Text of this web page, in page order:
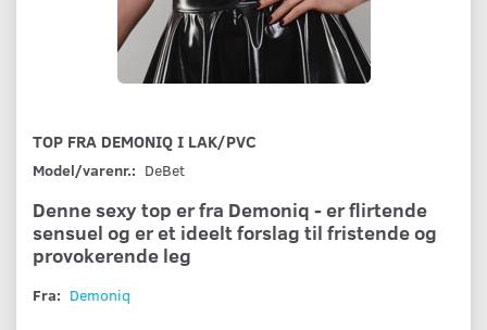
TOP FRA DEMONIQ I LAK/PVC
Model/varenr.: DeBet
Denne sexy top er fra Demoniq - er flirtende
sensuel og er et ideelt forslag til fristende og
provokerende leg
Fra: Demoniq